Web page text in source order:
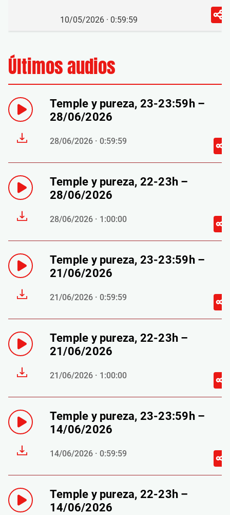
10/05/2026 · 0:59:59
Últimos audios
Temple y pureza, 23-23:59h –
28/06/2026
28/06/2026 · 0:59:59
Temple y pureza, 22-23h –
28/06/2026
28/06/2026 · 1:00:00
Temple y pureza, 23-23:59h –
21/06/2026
21/06/2026 · 0:59:59
Temple y pureza, 22-23h –
21/06/2026
21/06/2026 · 1:00:00
Temple y pureza, 23-23:59h –
14/06/2026
14/06/2026 · 0:59:59
Temple y pureza, 22-23h –
14/06/2026